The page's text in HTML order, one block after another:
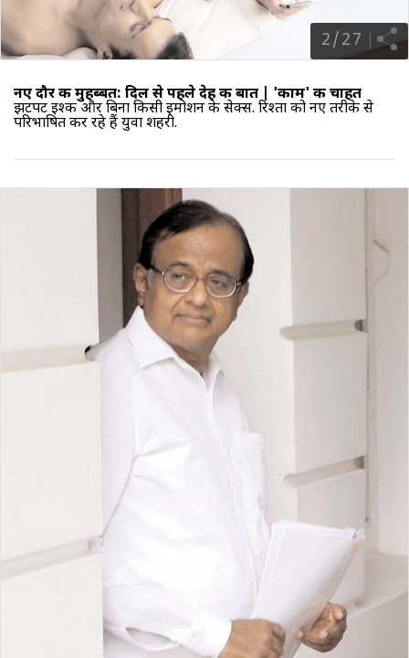
2/ 27
नए दौर की मुहब्बत: दिल से पहले देह की बात | 'काम' की चाहत
झटपट इश्क और बिना किसी इमोशन के सेक्स. रिश्तों को नए तरीके से
परिभाषित कर रहे हैं युवा शहरी.